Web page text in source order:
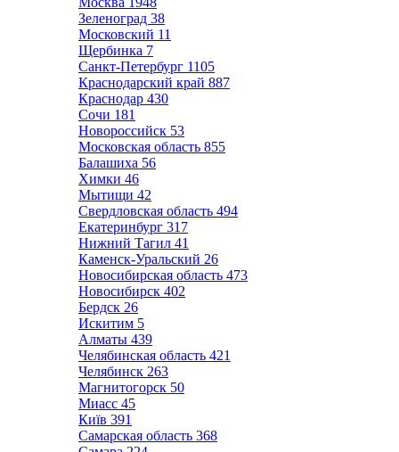
Зеленоград 38
Московский 11
Щербинка 7
Санкт-Петербург 1105
Краснодарский край 887
Краснодар 430
Сочи 181
Новороссийск 53
Московская область 855
Балашиха 56
Химки 46
Мытищи 42
Свердловская область 494
Екатеринбург 317
Нижний Тагил 41
Каменск-Уральский 26
Новосибирская область 473
Новосибирск 402
Бердск 26
Искитим 5
Алматы 439
Челябинская область 421
Челябинск 263
Магнитогорск 50
Миасс 45
Київ 391
Самарская область 368